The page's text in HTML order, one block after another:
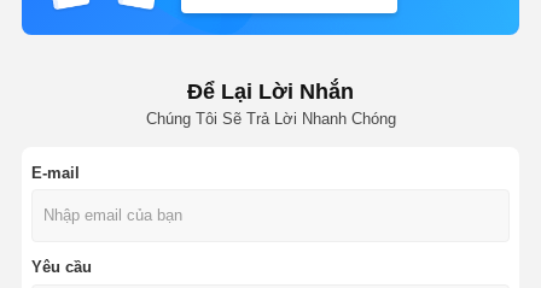
Để Lại Lời Nhắn
Chúng Tôi Sẽ Trả Lời Nhanh Chóng
E-mail
Yêu cầu